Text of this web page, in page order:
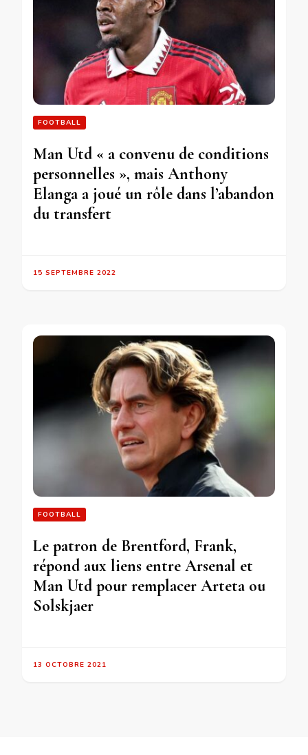
FOOTBALL
Man Utd « a convenu de conditions
personnelles », mais Anthony
Elanga a joué un rôle dans l’abandon
du transfert
15 SEPTEMBRE 2022
FOOTBALL
Le patron de Brentford, Frank,
répond aux liens entre Arsenal et
Man Utd pour remplacer Arteta ou
Solskjaer
13 OCTOBRE 2021